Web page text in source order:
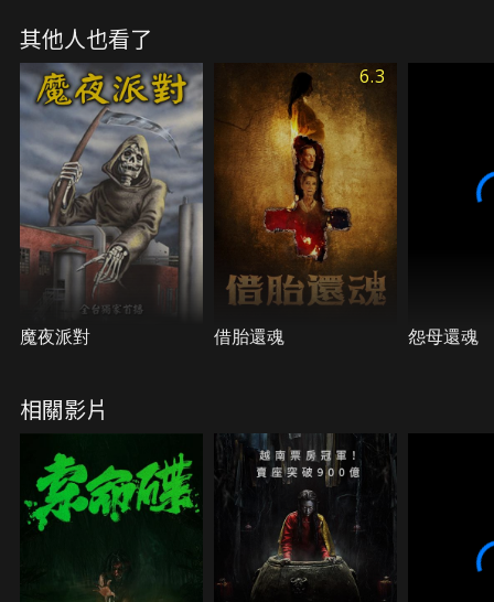
目標。
其他人也看了
魔夜派對
6.3
借胎還魂 怨母還魂
相關影片